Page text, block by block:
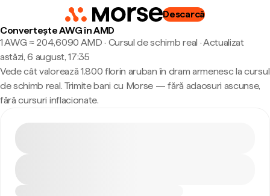
Descarcă
Convertește AWG în AMD
1 AWG ≈ 204,6090 AMD · Cursul de schimb real ·Actualizat
astăzi, 6 august, 17:35
Vede cât valorează 1.800 florin aruban în dram armenesc la cursul
de schimb real. Trimite bani cu Morse — fără adaosuri ascunse,
fără cursuri inflacionate.